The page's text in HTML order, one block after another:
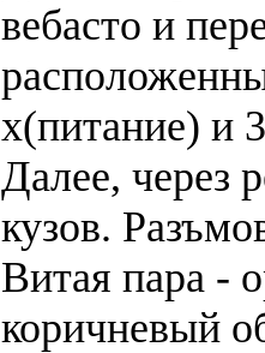
вебасто и
х(питание) и
Далее, через
кузов.
Витая пара -
коричневый